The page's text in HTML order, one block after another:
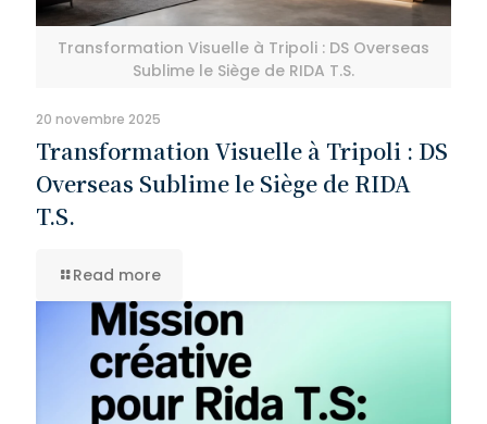
Transformation Visuelle à Tripoli : DS Overseas
Sublime le Siège de RIDA T.S.
20 novembre 2025
Transformation Visuelle à Tripoli : DS
Overseas Sublime le Siège de RIDA
T.S.
Read more